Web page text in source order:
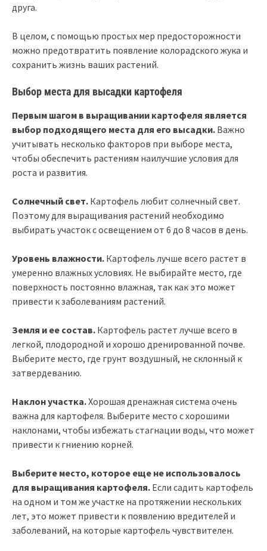
друга.
В целом, с помощью простых мер предосторожности
можно предотвратить появление колорадского жука и
сохранить жизнь ваших растений.
Выбор места для высадки картофеля
Первым шагом в выращивании картофеля является
выбор подходящего места для его высадки. Важно
учитывать несколько факторов при выборе места,
чтобы обеспечить растениям наилучшие условия для
роста и развития.
Солнечный свет. Картофель любит солнечный свет.
Поэтому для выращивания растений необходимо
выбирать участок с освещением от 6 до 8 часов в день.
Уровень влажности. Картофель лучше всего растет в
умеренно влажных условиях. Не выбирайте место, где
поверхность постоянно влажная, так как это может
привести к заболеваниям растений.
Земля и ее состав. Картофель растет лучше всего в
легкой, плодородной и хорошо дренированной почве.
Выберите место, где грунт воздушный, не склонный к
затвердеванию.
Наклон участка.Хорошая дренажная система очень
важна для картофеля. Выберите место с хорошими
наклонами, чтобы избежать стагнации воды, что может
привести к гниению корней.
Выберите место, которое еще не использовалось
для выращивания картофеля. Если садить картофель
на одном и том же участке на протяжении нескольких
лет, это может привести к появлению вредителей и
заболеваний, на которые картофель чувствителен.